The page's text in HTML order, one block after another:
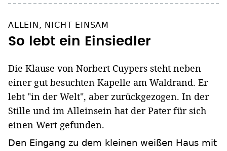
ALLEIN, NICHT EINSAM
So lebt ein Einsiedler
Die Klause von Norbert Cuypers steht neben
einer gut besuchten Kapelle am Waldrand. Er
lebt "in der Welt", aber zurückgezogen. In der
Stille und im Alleinsein hat der Pater für sich
einen Wert gefunden.
Den Eingang zu dem kleinen weißen Haus mit